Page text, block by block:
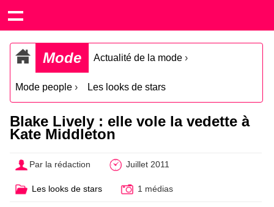
Mode Actualité de la mode ›
Mode people › Les looks de stars
Blake Lively : elle vole la vedette à
Kate Middleton
Par la rédaction Juillet 2011
Les looks de stars 1 médias